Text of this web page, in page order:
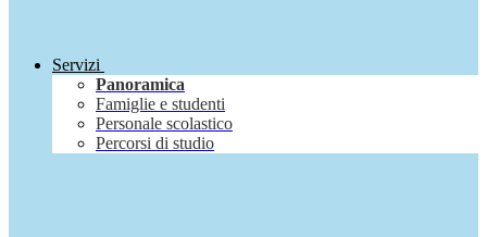
Servizi
Panoramica
Famiglie e studenti
Personale scolastico
Percorsi di studio